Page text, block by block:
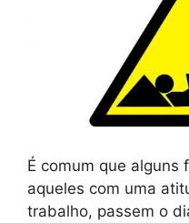
É comum que alguns
aqueles com uma
trabalho, passem o